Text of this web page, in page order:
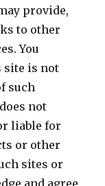
provide,
to other
You
site is not
such
not
liable for
or other
sites or
and agree